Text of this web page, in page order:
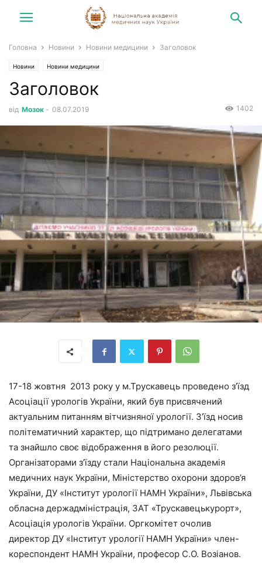
Головна Новини Новини медицини Заголовок
Новини Новини медицини
Заголовок
від Мозок - 08.07.2019 1402
17-18 жовтня 2013 року у м.Трускавець проведено з’їзд
Асоціації урологів України, який був присвячений
актуальним питанням вітчизняної урології. З’їзд носив
політематичний характер, що підтримано делегатами
та знайшло своє відображення в його резолюції.
Організаторами з’їзду стали Національна академія
медичних наук України, Міністерство охорони здоров’я
України, ДУ «Інститут урології НАМН України», Львівська
обласна держадміністрація, ЗАТ «Трускавецькурорт»,
Асоціація урологів України. Оргкомітет очолив
директор ДУ «Інститут урології НАМН України» член-
кореспондент НАМН України, професор С.О. Возіанов.